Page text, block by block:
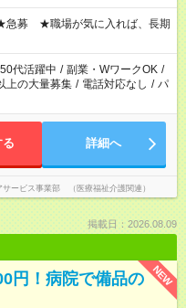
ません ※法令に基づき、週20時
対象となります ※労働者派遣法
り、短時間・短期間の就業はご
急募 ★職場が気に入れば、長期
代活躍中 / 副業・WワークOK /
上の大量募集 / 電話対応なし / パ
る 詳細へ
ービス事業部 （医療福祉介護関連）
掲載日：2026.08.09
NEW
円！病院で備品の